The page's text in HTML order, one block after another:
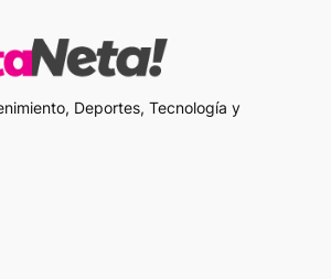
Deportes, Tecnología y